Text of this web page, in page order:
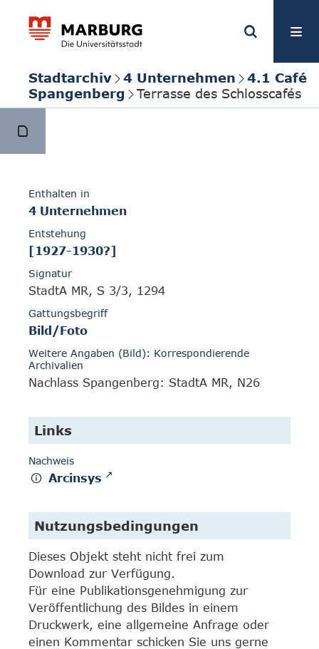
Stadtarchiv 4 Unternehmen
4.1 Café
Spangenberg
Terrasse des Schlosscafés
Enthalten in
4 Unternehmen
Entstehung
[1927-1930?]
Signatur
StadtA MR, S 3/3, 1294
Gattungsbegriff
Bild/Foto
Weitere Angaben (Bild): Korrespondierende
Archivalien
Nachlass Spangenberg: StadtA MR, N26
Links
Nachweis
Arcinsys
Nutzungsbedingungen
Dieses Objekt steht nicht frei zum
Download zur Verfügung.
Für eine Publikationsgenehmigung zur
Veröffentlichung des Bildes in einem
Druckwerk, eine allgemeine Anfrage oder
einen Kommentar schicken Sie uns gerne